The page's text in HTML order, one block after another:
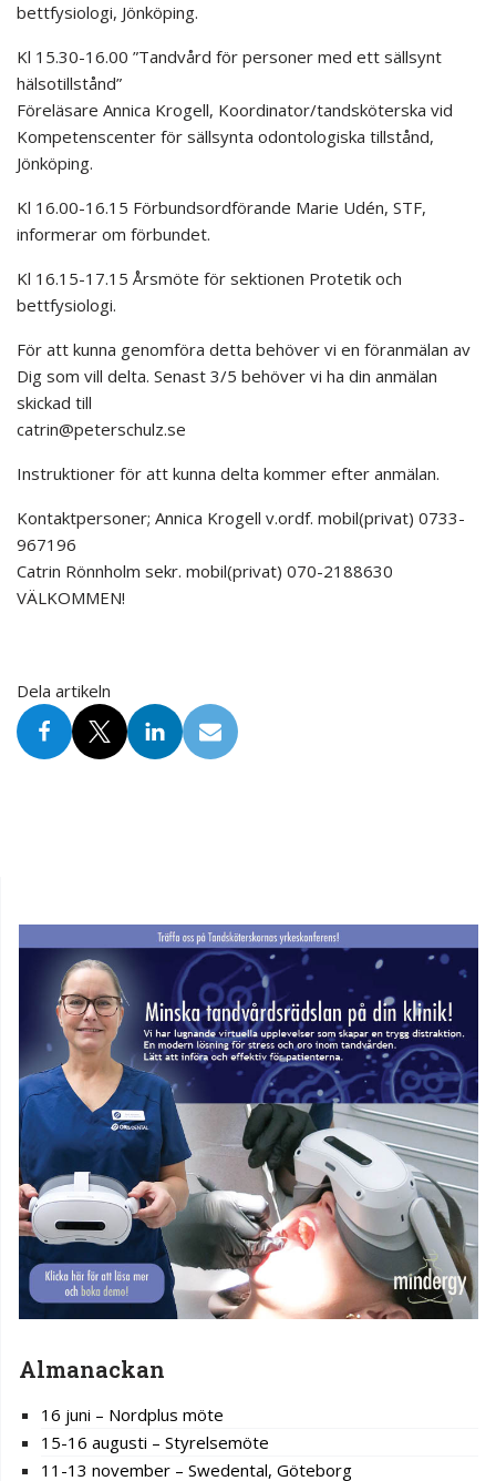
bettfysiologi, Jönköping.
Kl 15.30-16.00 ”Tandvård för personer med ett sällsynt
hälsotillstånd”
Föreläsare Annica Krogell, Koordinator/tandsköterska vid
Kompetenscenter för sällsynta odontologiska tillstånd,
Jönköping.
Kl 16.00-16.15 Förbundsordförande Marie Udén, STF,
informerar om förbundet.
Kl 16.15-17.15 Årsmöte för sektionen Protetik och
bettfysiologi.
För att kunna genomföra detta behöver vi en föranmälan av
Dig som vill delta. Senast 3/5 behöver vi ha din anmälan
skickad till
catrin@peterschulz.se
Instruktioner för att kunna delta kommer efter anmälan.
Kontaktpersoner; Annica Krogell v.ordf. mobil(privat) 0733-
967196
Catrin Rönnholm sekr. mobil(privat) 070-2188630
VÄLKOMMEN!
Dela artikeln
Almanackan
16 juni – Nordplus möte
15-16 augusti – Styrelsemöte
11-13 november – Swedental, Göteborg